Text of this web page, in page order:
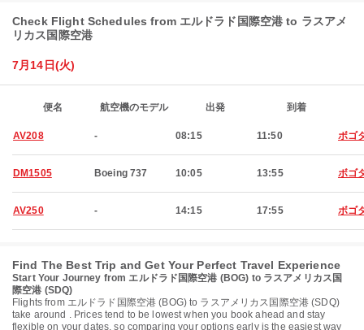
Check Flight Schedules from エルドラド国際空港 to ラスアメ
リカス国際空港
7月14日(火)
便名 航空機のモデル 出発 到着
AV208 - 08:15 11:50 ボゴ
DM1505 Boeing 737 10:05 13:55 ボゴ
AV250 - 14:15 17:55 ボゴ
Find The Best Trip and Get Your Perfect Travel Experience
Start Your Journey from エルドラド国際空港 (BOG) to ラスアメリカス国
際空港 (SDQ)
Flights from エルドラド国際空港 (BOG) to ラスアメリカス国際空港 (SDQ)
take around . Prices tend to be lowest when you book ahead and stay
flexible on your dates, so comparing your options early is the easiest way